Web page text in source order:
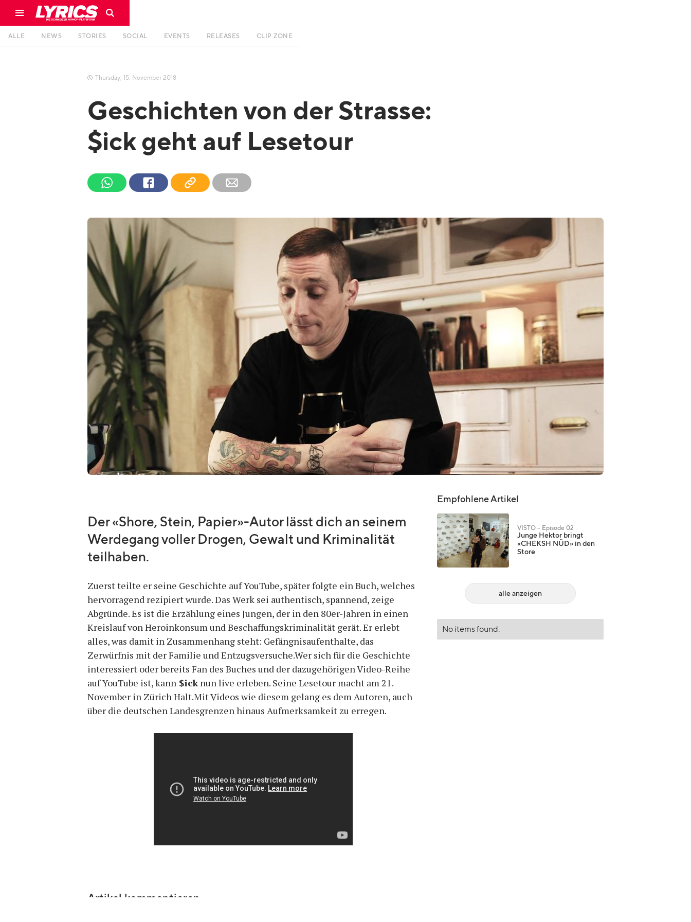
ALLE NEWS STORIES SOCIAL EVENTS RELEASES CLIP ZONE
 Thursday, 15. November 2018
Geschichten von der Strasse:
$ick geht auf Lesetour
Der «Shore, Stein, Papier»-Autor lässt dich an seinem
Werdegang voller Drogen, Gewalt und Kriminalität
teilhaben.
Zuerst teilte er seine Geschichte auf YouTube, später folgte ein Buch, welches
hervorragend rezipiert wurde. Das Werk sei authentisch, spannend, zeige
Abgründe. Es ist die Erzählung eines Jungen, der in den 80er-Jahren in einen
Kreislauf von Heroinkonsum und Beschaffungskriminalität gerät. Er erlebt
alles, was damit in Zusammenhang steht: Gefängnisaufenthalte, das
Zerwürfnis mit der Familie und Entzugsversuche.Wer sich für die Geschichte
interessiert oder bereits Fan des Buches und der dazugehörigen Video-Reihe
auf YouTube ist, kann $icknun live erleben. Seine Lesetour macht am 21.
November in Zürich Halt.Mit Videos wie diesem gelang es dem Autoren, auch
über die deutschen Landesgrenzen hinaus Aufmerksamkeit zu erregen.
Artikel kommentieren
Empfohlene Artikel
VISTO – Episode 02
Junge Hektor bringt
«CHEKSH NÜD» in den
Store
alle anzeigen
No items found.